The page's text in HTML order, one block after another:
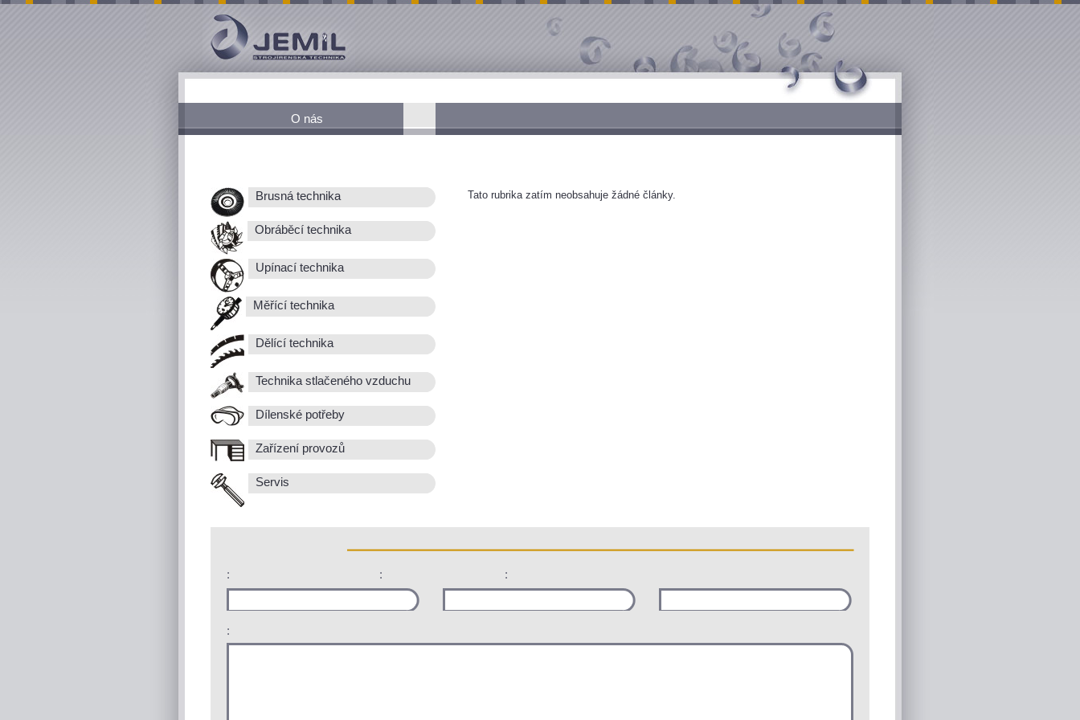
O nás
Brusná technika
Obráběcí technika
Upínací technika
Měřící technika
Dělící technika
Technika stlačeného vzduchu
Dílenské potřeby
Zařízení provozů
Servis
Tato rubrika zatím neobsahuje žádné články.
: : :
: